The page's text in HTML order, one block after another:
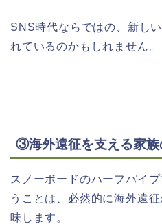
SNS時代ならではの、新し
れているのかもしれません。
③海外遠征を支える家族
スノーボードのハーフパイ
うことは、必然的に海外遠
味します。